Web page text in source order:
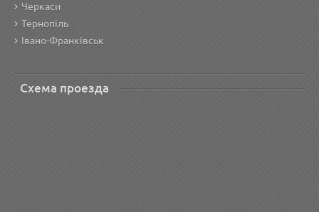
Черкаси
Тернопіль
Івано-Франківськ
Схема проезда